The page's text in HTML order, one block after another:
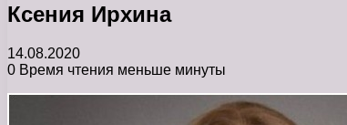
Ксения Ирхина
14.08.2020
0 Время чтения меньше минуты